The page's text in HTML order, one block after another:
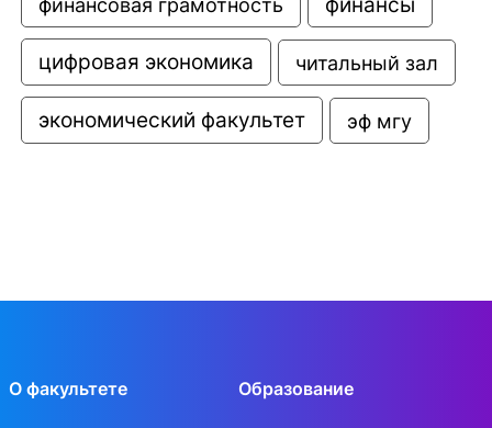
цифровая экономика читальный зал
экономический факультет эф мгу
О факультете Образование